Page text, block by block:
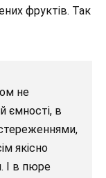
фруктів. Так
не
ємності, в
якісно
І в пюре